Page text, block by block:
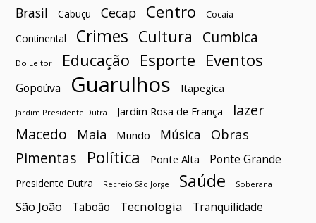
Brasil Cabuçu Cecap Centro Cocaia
Continental Crimes Cultura Cumbica
Do Leitor Educação Esporte Eventos
Gopoúva Guarulhos Itapegica
Jardim Presidente Dutra Jardim Rosa de França
lazer
Macedo
Maia Mundo Música Obras
Pimentas Política Ponte Alta Ponte Grande
Presidente Dutra Recreio São Jorge Saúde Soberana
São João Taboão Tecnologia Tranquilidade